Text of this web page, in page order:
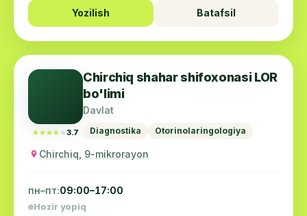
Yozilish Batafsil
★★★★★
★★★★★3.7
Chirchiq shahar shifoxonasi LOR
bo'limi
Davlat
Diagnostika Otorinolaringologiya
Chirchiq, 9-mikrorayon
пн–пт:09:00–17:00
Hozir yopiq